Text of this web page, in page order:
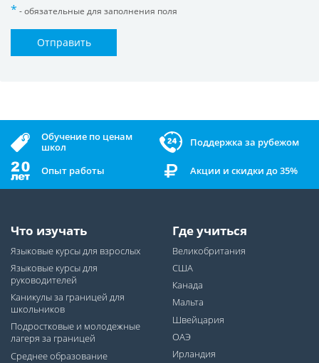
- обязательные для заполнения поля
Отправить
Обучение по ценам
школ
Поддержка за рубежом
Опыт работы Акции и скидки до 35%
Что изучать
Языковые курсы для взрослых
Языковые курсы для
руководителей
Каникулы за границей для
школьников
Подростковые и молодежные
лагеря за границей
Среднее образование
Где учиться
Великобритания
США
Канада
Мальта
Швейцария
ОАЭ
Ирландия